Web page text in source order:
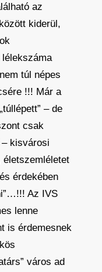
az
kiderül,
túl népes
!!! Már a
– de
csak
kisvárosi
életszemléletet
érdekében
Az IVS
lenne
is érdemesnek
város ad